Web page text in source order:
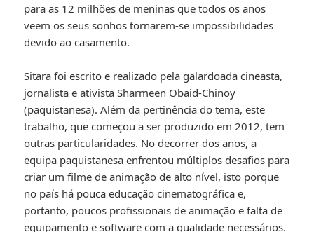
para as 12 milhões de meninas que todos os anos
veem os seus sonhos tornarem-se impossibilidades
devido ao casamento.
Sitara foi escrito e realizado pela galardoada cineasta,
jornalista e ativistaSharmeen Obaid-Chinoy
(paquistanesa). Além da pertinência do tema, este
trabalho, que começou a ser produzido em 2012, tem
outras particularidades. No decorrer dos anos, a
equipa paquistanesa enfrentou múltiplos desafios para
criar um filme de animação de alto nível, isto porque
no país há pouca educação cinematográfica e,
portanto, poucos profissionais de animação e falta de
equipamento e software com a qualidade necessários.